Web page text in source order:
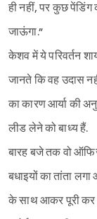
ही नहीं, पर कुछ पेंडिंग
जाऊंगा.”
केशव में ये परिवर्तन
जानते कि वह उदास
का कारण आर्या की
लीड लेने को बाध्य हैं.
बारह बजे तक वो
बधाइयों का तांता
के साथ आकर पूरी कर